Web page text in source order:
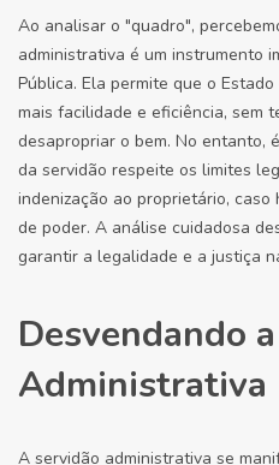
Ao analisar o "quadro",
administrativa é um instrumento
Pública. Ela permite que o
mais facilidade e eficiência, sem
desapropriar o bem. No entanto,
da servidão respeite os limites
indenização ao proprietário,
de poder. A análise cuidadosa
garantir a legalidade e a justiça
Desvendando
Administrativa
A servidão administrativa se